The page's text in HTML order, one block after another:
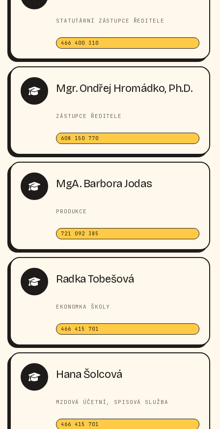
STATUTÁRNÍ ZÁSTUPCE ŘEDITELE
466 400 310
Mgr. Ondřej Hromádko, Ph.D.
ZÁSTUPCE ŘEDITELE
608 150 770
MgA. Barbora Jodas
PRODUKCE
721 092 385
Radka Tobešová
EKONOMKA ŠKOLY
466 415 701
Hana Šolcová
MZDOVÁ ÚČETNÍ, SPISOVÁ SLUŽBA
466 415 701